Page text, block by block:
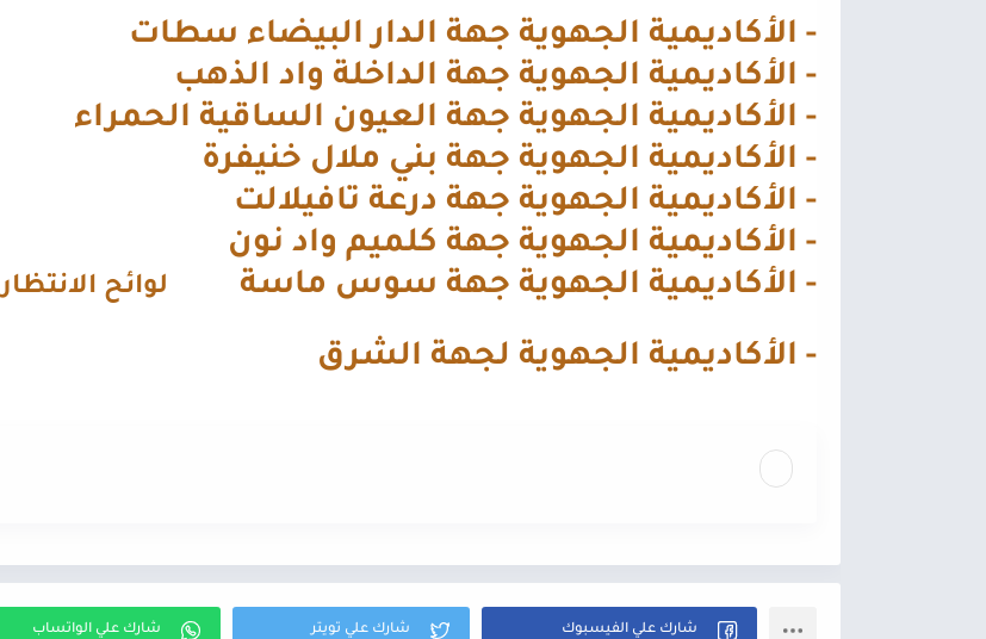
- الأكاديمية الجهوية جهة الدار البيضاء سطات
- الأكاديمية الجهوية جهة الداخلة واد الذهب
- الأكاديمية الجهوية جهة العيون الساقية الحمراء
- الأكاديمية الجهوية جهة بني ملال خنيفرة
- الأكاديمية الجهوية جهة درعة تافيلالت
- الأكاديمية الجهوية جهة كلميم واد نون
- الأكاديمية الجهوية جهة سوس ماسة لوائح الانتظار
- الأكاديمية الجهوية لجهة الشرق